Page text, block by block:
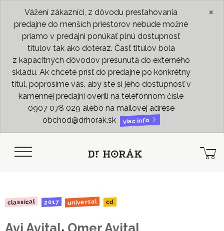
Vážení zákazníci, z dôvodu presťahovania
predajne do menších priestorov nebude možné
priamo v predajni ponúkať plnú dostupnosť
titulov tak ako doteraz. Časť titulov bola
z kapacitných dôvodov presunutá do externého
skladu. Ak chcete prísť do predajne po konkrétny
titul, poprosíme vás, aby ste si jeho dostupnosť v
kamennej predajni overili na telefónnom čísle
0907 078 029 alebo na mailovej adrese
obchod@drhorak.sk
viac info
×
classical 2017 universal cd
,